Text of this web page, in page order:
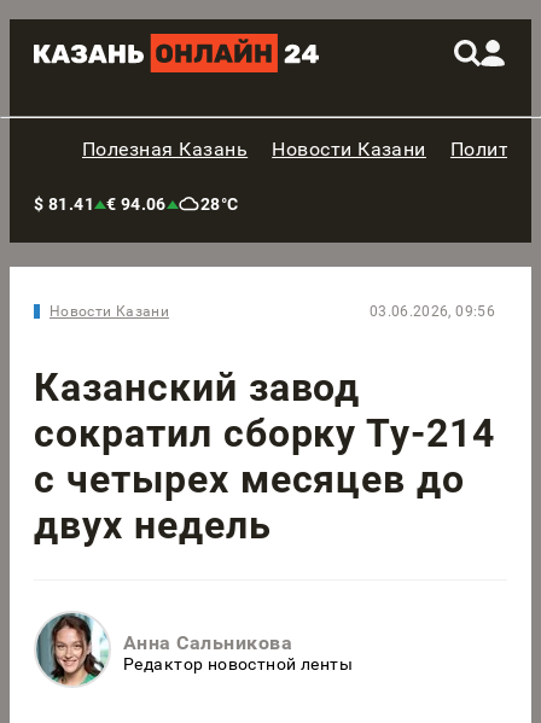
Полезная Казань Новости Казани
$ 81.41 € 94.06 28°C
Новости Казани 03.06.2026, 09:56
Казанский завод
сократил сборку Ту-214
с четырех месяцев до
двух недель
Анна Сальникова
Редактор новостной ленты